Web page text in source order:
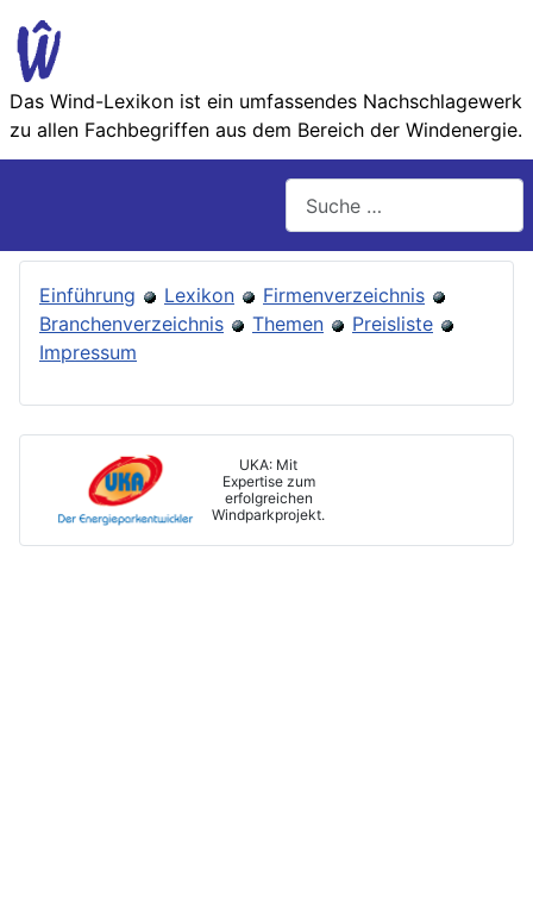
Das Wind-Lexikon ist ein umfassendes Nachschlage­werk
zu allen Fachbegriffen aus dem Bereich der Wind­energie.
Einführung Lexikon
Firmenverzeichnis
Branchenverzeichnis
Themen
Preisliste
Impressum
UKA: Mit
Expertise zum
erfolgreichen
Windparkprojekt.